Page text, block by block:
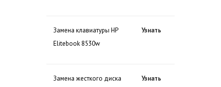
Замена клавиатуры HP
Elitebook 8530w
Узнать
Замена жесткого диска
Узнать